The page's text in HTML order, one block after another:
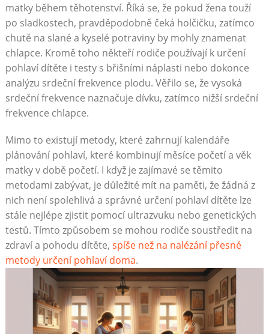
matky během těhotenství. Říká se, že pokud žena touží
po sladkostech, pravděpodobně čeká holčičku, zatímco
chutě na slané a kyselé potraviny by mohly znamenat
chlapce. Kromě toho někteří rodiče používají k určení
pohlaví dítěte i testy s břišními náplasti nebo dokonce
analýzu srdeční frekvence plodu. Věřilo se, že vysoká
srdeční frekvence naznačuje dívku, zatímco nižší srdeční
frekvence chlapce.
Mimo to existují metody, které zahrnují kalendáře
plánování pohlaví, které kombinují měsíce početí a věk
matky v době početí. I když je zajímavé se těmito
metodami zabývat, je důležité mít na paměti, že žádná z
nich není spolehlivá a správné určení pohlaví dítěte lze
stále nejlépe zjistit pomocí ultrazvuku nebo genetických
testů. Tímto způsobem se mohou rodiče soustředit na
zdraví a pohodu dítěte, spíše než na nalézání přesné
metody určení pohlaví doma.